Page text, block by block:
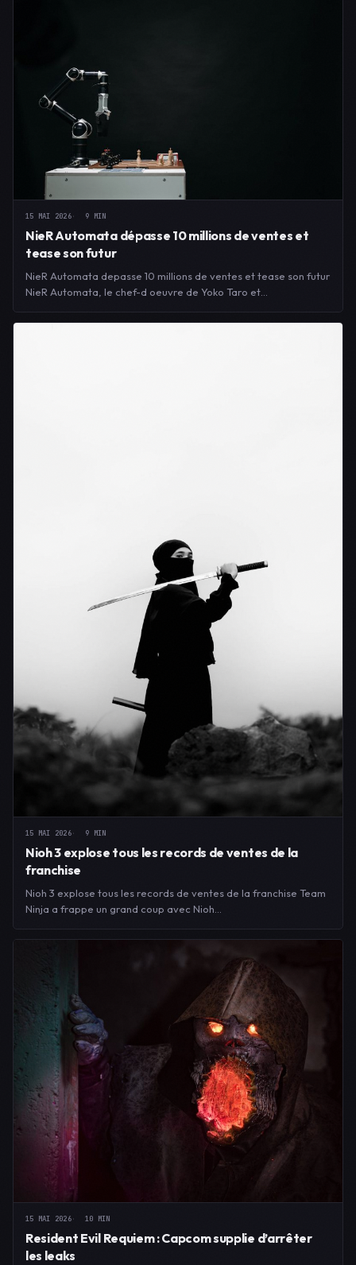
15 MAI 2026 9 MIN
NieR Automata dépasse 10 millions de ventes et
tease son futur
NieR Automata depasse 10 millions de ventes et tease son futur
NieR Automata, le chef-d oeuvre de Yoko Taro et…
15 MAI 2026 9 MIN
Nioh 3 explose tous les records de ventes de la
franchise
Nioh 3 explose tous les records de ventes de la franchise Team
Ninja a frappe un grand coup avec Nioh…
15 MAI 2026 10 MIN
Resident Evil Requiem : Capcom supplie d’arrêter
les leaks